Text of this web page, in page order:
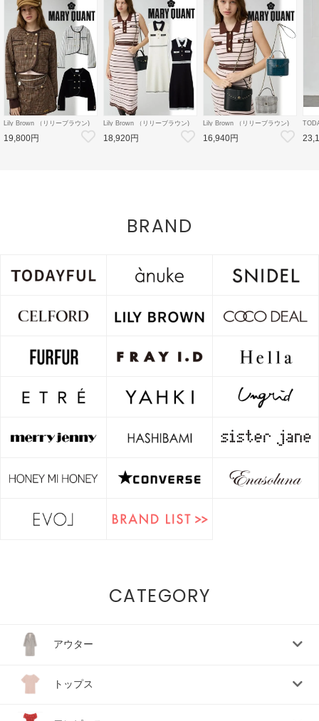
Lily Brown （リリーブラウン)
【LB×MARY QUANT】ダブル
ボタンジャケット 26秋冬
【LWFJ264100】ジャケット
19,800円
Lily Brown （リリーブラウン)
【LB×MARY QUANT】ポロニ
ットワンピース 26秋冬予約
【LWNO264110】フレアワンピ
18,920円
Lily Brown （リリーブラウン)
【LB×MARY QUANT】スタッ
ズバニティバッグ 26秋冬予約
【LWGB264343】ハンド・ショ
16,940円
26秋
BRAND
CATEGORY
アウター
トップス